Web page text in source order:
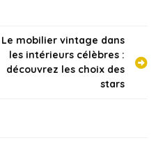
Le mobilier vintage dans
les intérieurs célèbres :
découvrez les choix des
stars